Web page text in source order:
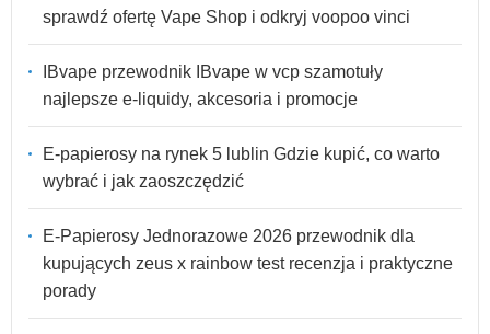
sprawdź ofertę Vape Shop i odkryj voopoo vinci
IBvape przewodnik IBvape w vcp szamotuły
najlepsze e-liquidy, akcesoria i promocje
E-papierosy na rynek 5 lublin Gdzie kupić, co warto
wybrać i jak zaoszczędzić
E-Papierosy Jednorazowe 2026 przewodnik dla
kupujących zeus x rainbow test recenzja i praktyczne
porady